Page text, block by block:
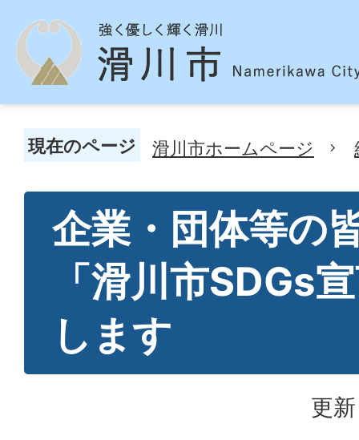
現在のページ 滑川市ホームページ
企業・団体等の
「滑川市SDGs
します
更